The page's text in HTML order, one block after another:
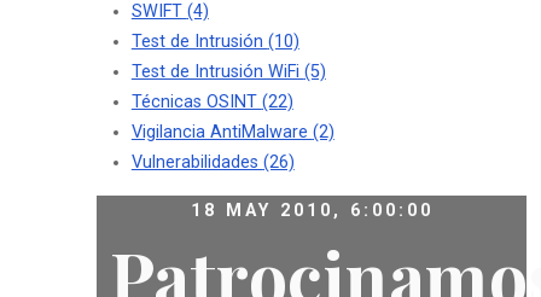
SWIFT (4)
Test de Intrusión (10)
Test de Intrusión WiFi (5)
Técnicas OSINT (22)
Vigilancia AntiMalware (2)
Vulnerabilidades (26)
18 MAY 2010, 6:00:00